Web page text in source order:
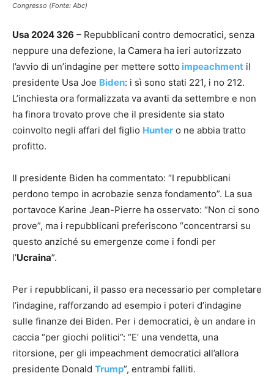
Congresso (Fonte: Abc)
Usa 2024 326 – Repubblicani contro democratici, senza
neppure una defezione, la Camera ha ieri autorizzato
l’avvio di un’indagine per mettere sotto impeachment il
presidente Usa Joe Biden: i sì sono stati 221, i no 212.
L’inchiesta ora formalizzata va avanti da settembre e non
ha finora trovato prove che il presidente sia stato
coinvolto negli affari del figlio Hunter o ne abbia tratto
profitto.
Il presidente Biden ha commentato: “I repubblicani
perdono tempo in acrobazie senza fondamento”. La sua
portavoce Karine Jean-Pierre ha osservato: “Non ci sono
prove”, ma i repubblicani preferiscono “concentrarsi su
questo anziché su emergenze come i fondi per
l’Ucraina”.
Per i repubblicani, il passo era necessario per completare
l’indagine, rafforzando ad esempio i poteri d’indagine
sulle finanze dei Biden. Per i democratici, è un andare in
caccia “per giochi politici”: “E’ una vendetta, una
ritorsione, per gli impeachment democratici all’allora
presidente Donald Trump”, entrambi falliti.